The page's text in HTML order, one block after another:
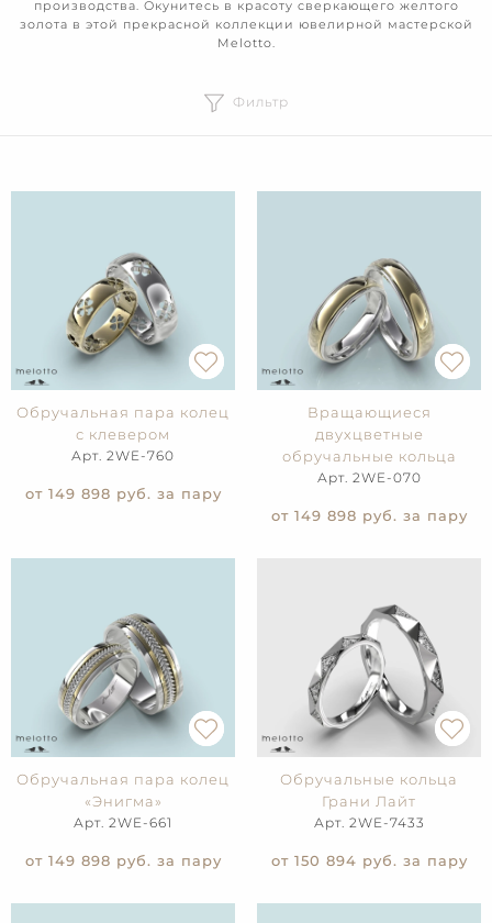
производства. Окунитесь в красоту сверкающего желтого
золота в этой прекрасной коллекции ювелирной мастерской
Melotto.
Фильтр
Обручальная пара колец
с клевером
Арт. 2WE-760
от 149 898 руб. за пару
Вращающиеся
двухцветные
обручальные кольца
Арт. 2WE-070
от 149 898 руб. за пару
Обручальная пара колец
«Энигма»
Арт. 2WE-661
от 149 898 руб. за пару
Обручальные кольца
Грани Лайт
Арт. 2WE-7433
от 150 894 руб. за пару